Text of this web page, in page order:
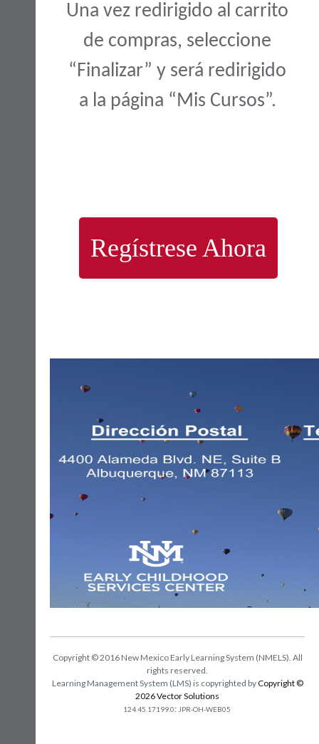
Una vez redirigido al carrito
de compras, seleccione
“Finalizar” y será redirigido
a la página “Mis Cursos”.
Regístrese Ahora
Copyright © 2016 New Mexico Early Learning System (NMELS). All
rights reserved.
Learning Management System (LMS) is copyrighted byCopyright ©
2026 Vector Solutions
124.45.17199.0: JPR-OH-WEB05